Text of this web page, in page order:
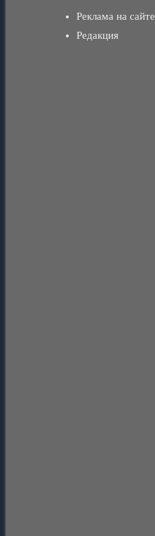
Реклама на сайте
Редакция